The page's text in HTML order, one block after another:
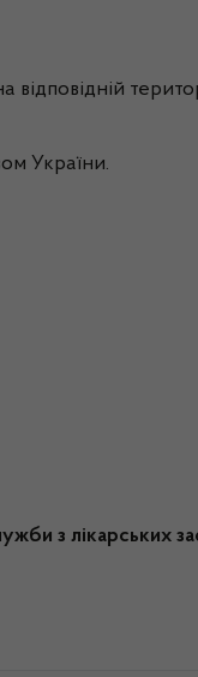
України.
з лікарських